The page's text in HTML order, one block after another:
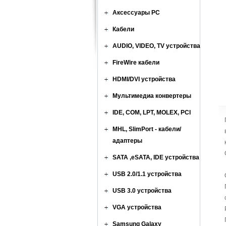
Аксессуары PC
Кабели
AUDIO, VIDEO, TV устройства
FireWire кабели
HDMI/DVI устройства
Мультимедиа конвертеры
IDE, COM, LPT, MOLEX, PCI
MHL, SlimPort - кабели/
адаптеры
SATA ,eSATA, IDE устройства
USB 2.0/1.1 устройства
USB 3.0 устройства
VGA устройства
Samsung Galaxy